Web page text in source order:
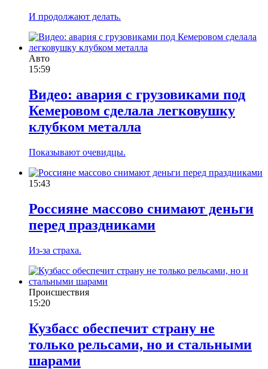
И продолжают делать.
Авто
15:59
Видео: авария с грузовиками под
Кемеровом сделала легковушку
клубком металла
Показывают очевидцы.
15:43
Россияне массово снимают деньги
перед праздниками
Из-за страха.
Происшествия
15:20
Кузбасс обеспечит страну не
только рельсами, но и стальными
шарами